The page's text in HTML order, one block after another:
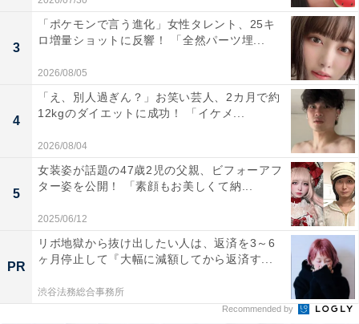
3
「ポケモンで言う進化」女性タレント、25キ
ロ増量ショットに反響！ 「全然パーツ埋...
2026/08/05
4
「え、別人過ぎん？」お笑い芸人、2カ月で約
12kgのダイエットに成功！ 「イケメ...
2026/08/04
5
女装姿が話題の47歳2児の父親、ビフォーアフ
ター姿を公開！ 「素顔もお美しくて納...
2025/06/12
PR
リボ地獄から抜け出したい人は、返済を3～6
ヶ月停止して『大幅に減額してから返済す...
渋谷法務総合事務所
Recommended by